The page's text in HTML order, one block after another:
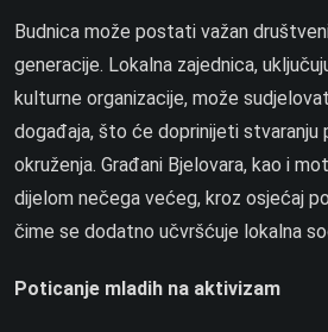
Budnica može postati važan
generacije. Lokalna zajednica,
kulturne organizacije, može
događaja, što će doprinijeti
okruženja. Građani Bjelovara, kao i
dijelom nečega većeg, kroz osjećaj
čime se dodatno učvršćuje lokalna
Poticanje mladih na aktivizam